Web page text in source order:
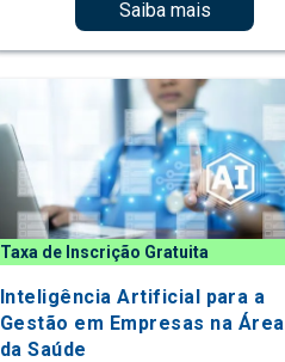
Saiba mais
Taxa de Inscrição Gratuita
Inteligência Artificial para a
Gestão em Empresas na Área
da Saúde